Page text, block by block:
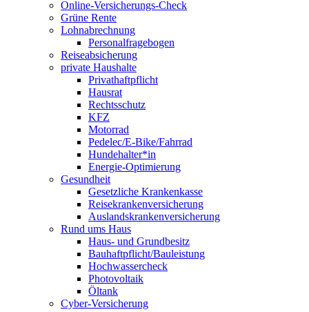
Online-Versicherungs-Check
Grüne Rente
Lohnabrechnung
Personalfragebogen
Reiseabsicherung
private Haushalte
Privathaftpflicht
Hausrat
Rechtsschutz
KFZ
Motorrad
Pedelec/E-Bike/Fahrrad
Hundehalter*in
Energie-Optimierung
Gesundheit
Gesetzliche Krankenkasse
Reisekrankenversicherung
Auslandskrankenversicherung
Rund ums Haus
Haus- und Grundbesitz
Bauhaftpflicht/Bauleistung
Hochwassercheck
Photovoltaik
Öltank
Cyber-Versicherung